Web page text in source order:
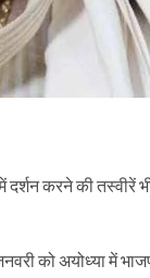
दर्शन करने की तस्वीरें
को अयोध्या में